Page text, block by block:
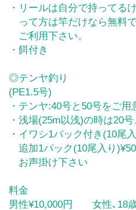
・リールは自分で持ってる
って方は竿だけなら無料
ご利用下さい。
・餌付き
◎テンヤ釣り
(PE1.5号)
・テンヤ:40号と50号をご用
・浅場(25m以浅)の時は20
・イワシ1パック付き(10尾
追加1パック(10尾入り
お声掛け下さい
料金
男性¥10,000円 女性､18歳